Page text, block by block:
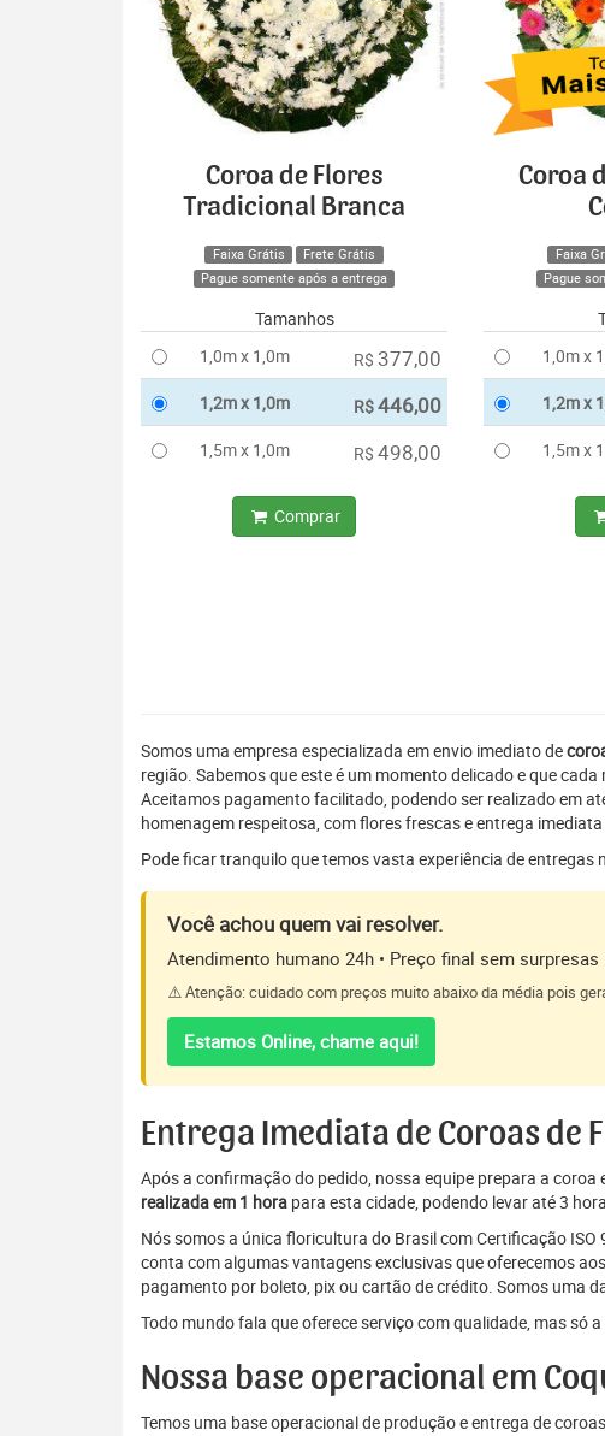
Coroa de Flores
Tradicional Branca
Faixa Grátis
Frete Grátis
Pague somente após a entrega
Tamanhos
1,0m x 1,0m
R$ 377,00
1,2m x 1,0m R$446,00
1,5m x 1,0m R$ 498,00
Comprar
Coroa
Faixa
Pague
1,0m x
1,2m x
1,5m x
Somos uma empresa especializada em envio imediato de
região. Sabemos que este é um momento delicado e que
Aceitamos pagamento facilitado, podendo ser realizado em
homenagem respeitosa, com flores frescas e entrega
Pode ficar tranquilo que temos vasta experiência de entregas
Você achou quem vai resolver.
Atendimento humano 24h • Preço final sem
⚠️ Atenção: cuidado com preços muito abaixo da média pois
Estamos Online, chame aqui!
Entrega Imediata de Coroas de
Após a confirmação do pedido, nossa equipe prepara a
realizada em 1 hora para esta cidade, podendo levar até 3
Nós somos a única floricultura do Brasil com Certificação
conta com algumas vantagens exclusivas que oferecemos
pagamento por boleto, pix ou cartão de crédito. Somos uma
Todo mundo fala que oferece serviço com qualidade, mas só
Nossa base operacional em
Temos uma base operacional de produção e entrega de